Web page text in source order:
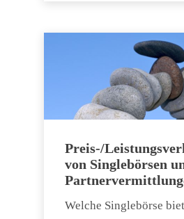
Preis-/
von Singlebörsen
Welche Singlebörse